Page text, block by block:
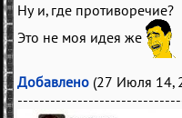
Ну и, где противоречие?
Это не моя идея же
Добавлено (27 Июля 14,